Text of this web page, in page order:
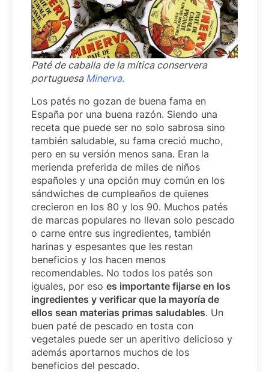
Paté de caballa de la mítica conservera
portuguesa Minerva.
Los patés no gozan de buena fama en
España por una buena razón. Siendo una
receta que puede ser no solo sabrosa sino
también saludable, su fama creció mucho,
pero en su versión menos sana. Eran la
merienda preferida de miles de niños
españoles y una opción muy común en los
sándwiches de cumpleaños de quienes
crecieron en los 80 y los 90. Muchos patés
de marcas populares no llevan solo pescado
o carne entre sus ingredientes, también
harinas y espesantes que les restan
beneficios y los hacen menos
recomendables. No todos los patés son
iguales, por eso es importante fijarse en los
ingredientes y verificar que la mayoría de
ellos sean materias primas saludables. Un
buen paté de pescado en tosta con
vegetales puede ser un aperitivo delicioso y
además aportarnos muchos de los
beneficios del pescado.